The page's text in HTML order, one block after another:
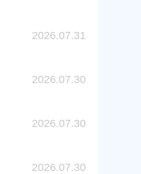
2026.07.31
2026.07.30
2026.07.30
2026.07.30